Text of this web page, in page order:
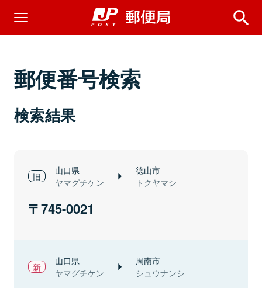
郵便番号検索
検索結果
山口県
ヤマグチケン
徳山市
トクヤマシ
745-0021
山口県
ヤマグチケン
周南市
シュウナンシ